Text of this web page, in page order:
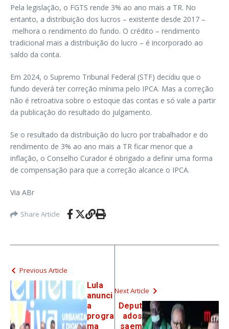
Pela legislação, o FGTS rende 3% ao ano mais a TR. No
entanto, a distribuição dos lucros – existente desde 2017 –
melhora o rendimento do fundo. O crédito – rendimento
tradicional mais a distribuição do lucro – é incorporado ao
saldo da conta.
Em 2024, o Supremo Tribunal Federal (STF) decidiu que o
fundo deverá ter correção mínima pelo IPCA. Mas a correção
não é retroativa sobre o estoque das contas e só vale a partir
da publicação do resultado do julgamento.
Se o resultado da distribuição do lucro por trabalhador e do
rendimento de 3% ao ano mais a TR ficar menor que a
inflação, o Conselho Curador é obrigado a definir uma forma
de compensação para que a correção alcance o IPCA.
Via ABr
Share Article
Previous Article
Lula
anunci
a
progra
ma
Next Article
Deput
ados
saem